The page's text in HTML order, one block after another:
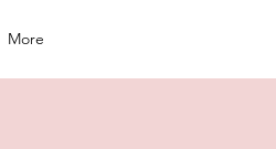
More